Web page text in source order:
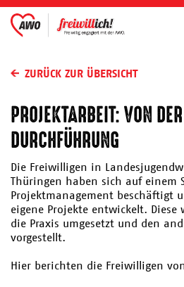
ZURÜCK ZUR ÜBERSICHT
PROJEKTARBEIT: VON
DURCHFÜHRUNG
Die Freiwilligen in
Thüringen haben sich auf einem
Projektmanagement beschäftigt
eigene Projekte entwickelt.
die Praxis umgesetzt und den
vorgestellt.
Hier berichten die Freiwilligen